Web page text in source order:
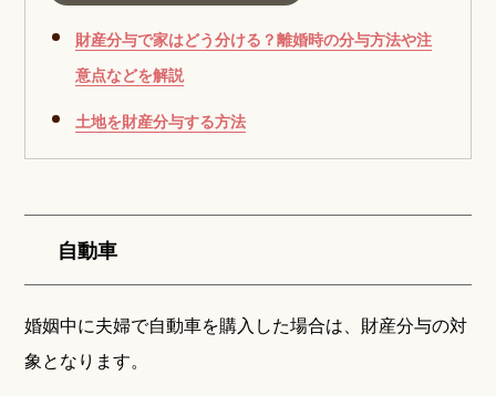
財産分与で家はどう分ける？離婚時の分与方法や注
意点などを解説
土地を財産分与する方法
自動車
婚姻中に夫婦で自動車を購入した場合は、財産分与の対
象となります。